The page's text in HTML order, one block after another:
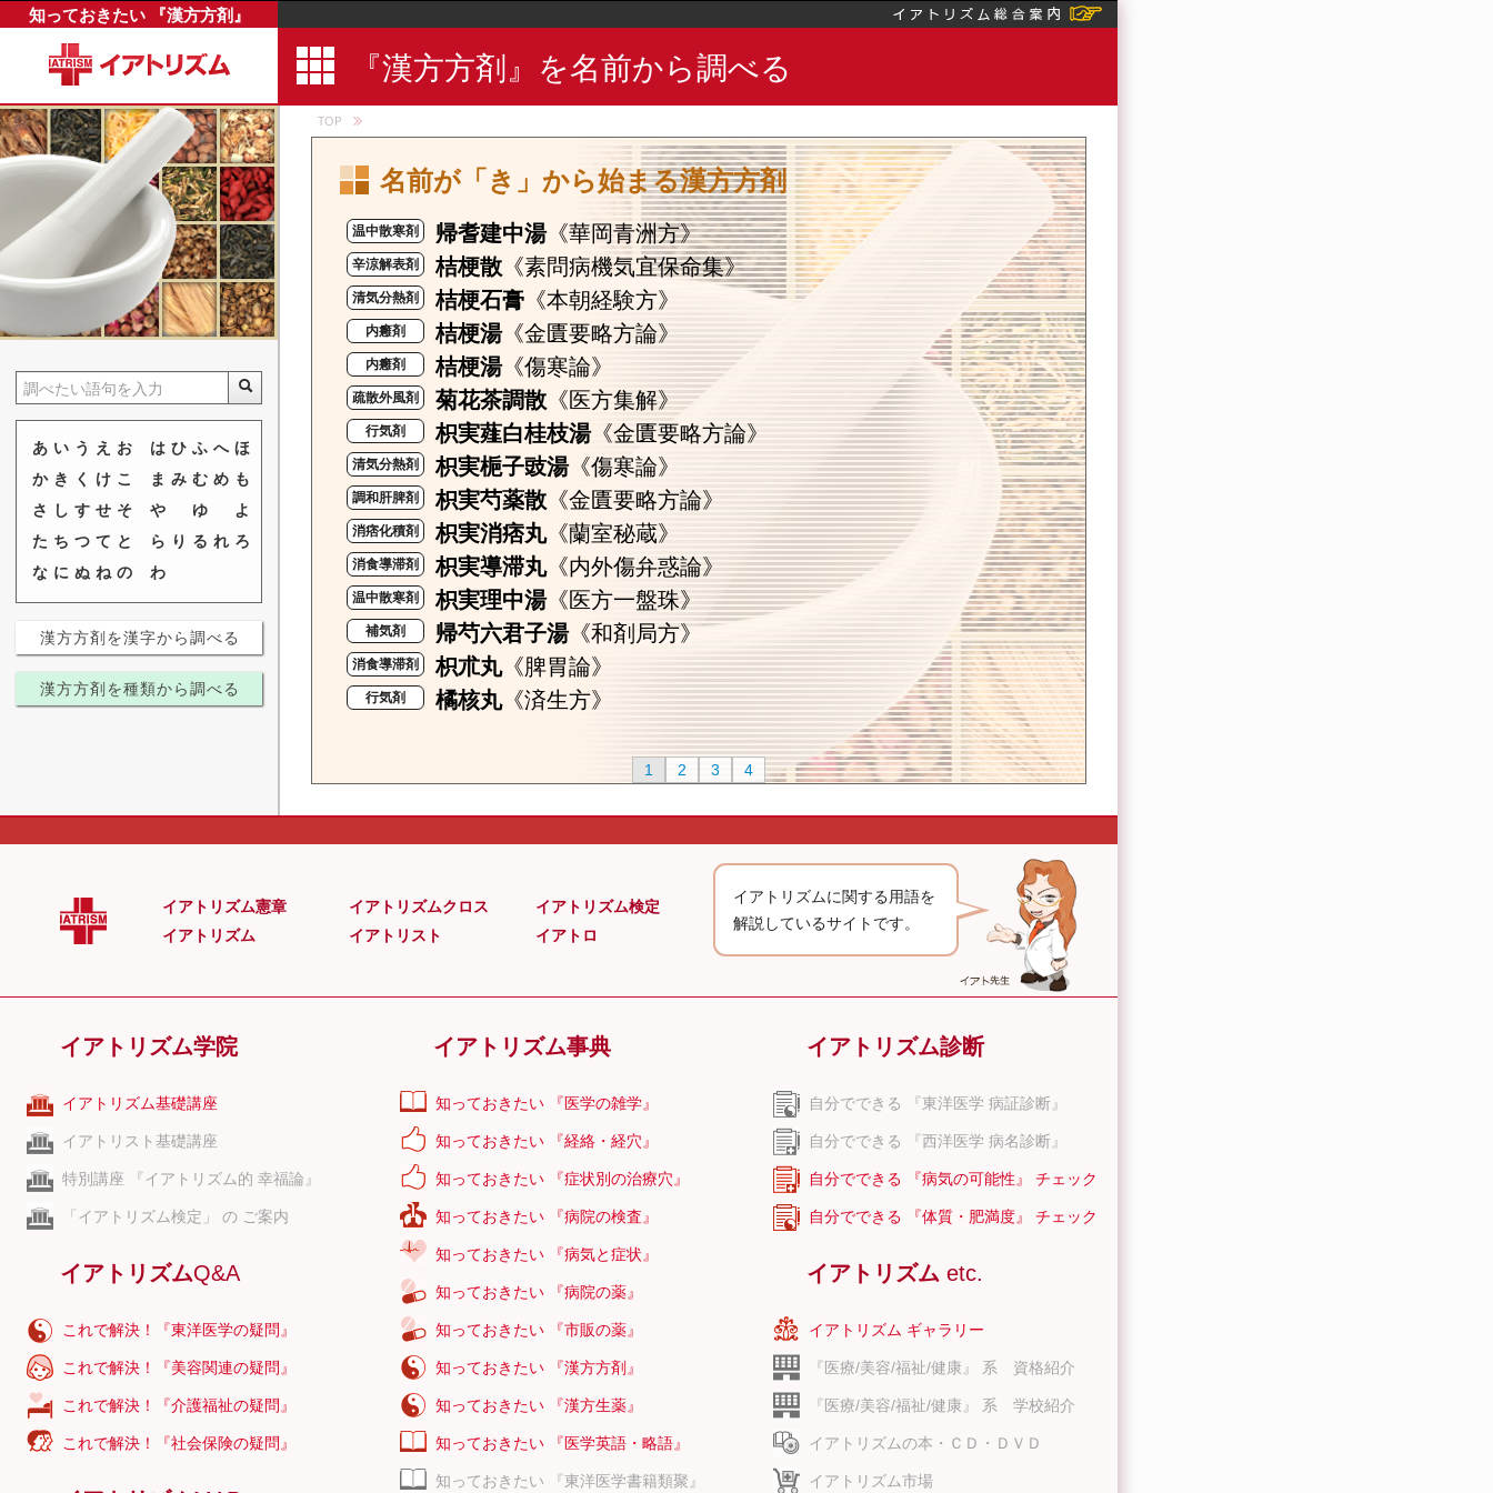
知っておきたい 『漢方方剤』
『漢方方剤』を名前から調べる
TOP
名前が「き」から始まる漢方方剤
温中散寒剤 帰耆建中湯《華岡青洲方》
辛涼解表剤 桔梗散 《素問病機気宜保命集》
清気分熱剤 桔梗石膏 《本朝経験方》
内癰剤 桔梗湯《金匱要略方論》
内癰剤 桔梗湯《傷寒論》
疏散外風剤 菊花茶調散 《医方集解》
行気剤 枳実薤白桂枝湯《金匱要略方論》
清気分熱剤 枳実梔子豉湯《傷寒論》
調和肝脾剤 枳実芍薬散 《金匱要略方論》
消痞化積剤 枳実消痞丸《蘭室秘蔵》
消食導滞剤 枳実導滞丸《内外傷弁惑論》
温中散寒剤 枳実理中湯《医方一盤珠》
補気剤 帰芍六君子湯《和剤局方》
消食導滞剤 枳朮丸《脾胃論》
行気剤 橘核丸《済生方》
1 2 3 4
あ い う え お
か き く け こ
さ し す せ そ
た ち つ て と
な に ぬ ね の
は ひ ふ へ ほ
ま み む め も
や
ゆ
よ
ら り る れ ろ
わ
漢方方剤を漢字から調べる
漢方方剤を種類から調べる
イアトリズム憲章
イアトリズム
イアトリズムクロス
イアトリスト
イアトリズム検定
イアトロ
イアトリズムに関する用語を
解説しているサイトです。
イアトリズム学院
イアトリズム基礎講座
イアトリスト基礎講座
特別講座 『イアトリズム的 幸福論』
「イアトリズム検定」 の ご案内
イアトリズムQ&A
これで解決！『東洋医学の疑問』
これで解決！『美容関連の疑問』
これで解決！『介護福祉の疑問』
これで解決！『社会保険の疑問』
イアトリズム事典
知っておきたい 『医学の雑学』
知っておきたい 『経絡・経穴』
知っておきたい 『症状別の治療穴』
知っておきたい 『病院の検査』
知っておきたい 『病気と症状』
知っておきたい 『病院の薬』
知っておきたい 『市販の薬』
知っておきたい 『漢方方剤』
知っておきたい 『漢方生薬』
知っておきたい 『医学英語・略語』
知っておきたい 『東洋医学書籍類聚』
イアトリズム診断
自分でできる 『東洋医学 病証診断』
自分でできる 『西洋医学 病名診断』
自分でできる 『病気の可能性』 チェック
自分でできる 『体質・肥満度』 チェック
イアトリズム etc.
イアトリズム ギャラリー
『医療/美容/福祉/健康』 系 資格紹介
『医療/美容/福祉/健康』 系 学校紹介
イアトリズムの本・ＣＤ・ＤＶＤ
イアトリズム市場